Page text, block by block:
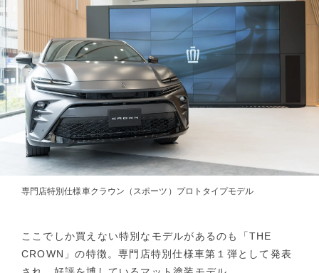
専門店特別仕様車クラウン（スポーツ）プロトタイプモデル
ここでしか買えない特別なモデルがあるのも「THE
CROWN」の特徴。専門店特別仕様車第１弾として発表